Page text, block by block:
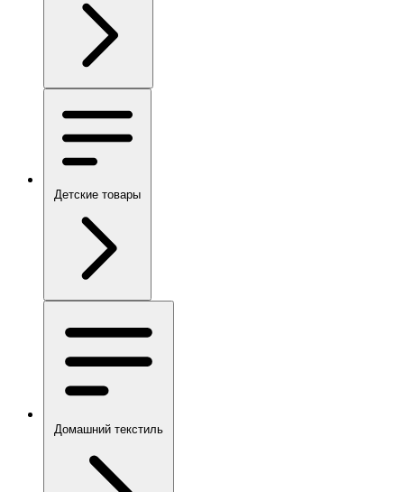
Детские товары
Домашний текстиль